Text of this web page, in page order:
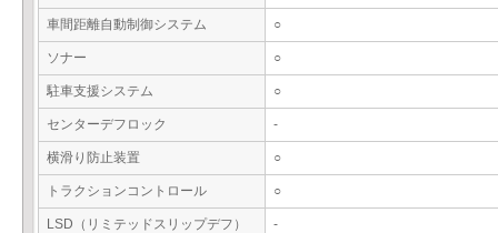
車間距離自動制御システム ○
ソナー ○
駐車支援システム ○
センターデフロック -
横滑り防止装置 ○
トラクションコントロール ○
LSD（リミテッドスリップデフ） -